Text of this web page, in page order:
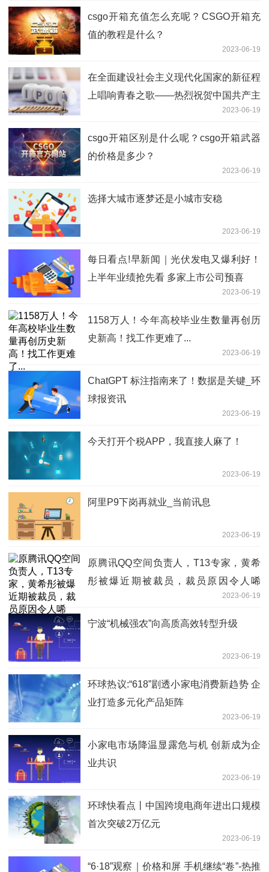
csgo开箱充值怎么充呢？CSGO开箱充
值的教程是什么？
2023-06-19
在全面建设社会主义现代化国家的新征程
上唱响青春之歌——热烈祝贺中国共产主
义青年团第十九次全国代表大会开幕 热
2023-06-19
csgo开箱区别是什么呢？csgo开箱武器
的价格是多少？
2023-06-19
选择大城市逐梦还是小城市安稳
2023-06-19
每日看点!早新闻｜光伏发电又爆利好！
上半年业绩抢先看 多家上市公司预喜
2023-06-19
1158万人！今年高校毕业生数量再创历
史新高！找工作更难了...
2023-06-19
ChatGPT 标注指南来了！数据是关键_环
球报资讯
2023-06-19
今天打开个税APP，我直接人麻了！
2023-06-19
阿里P9下岗再就业_当前讯息
2023-06-19
原腾讯QQ空间负责人，T13专家，黄希
彤被爆近期被裁员，裁员原因令人唏
2023-06-19
宁波“机械强农”向高质高效转型升级
2023-06-19
环球热议:“618”剧透小家电消费新趋势 企
业打造多元化产品矩阵
2023-06-19
小家电市场降温显露危与机 创新成为企
业共识
2023-06-19
环球快看点丨中国跨境电商年进出口规模
首次突破2万亿元
2023-06-19
“6·18”观察｜价格和屏 手机继续“卷”-热推